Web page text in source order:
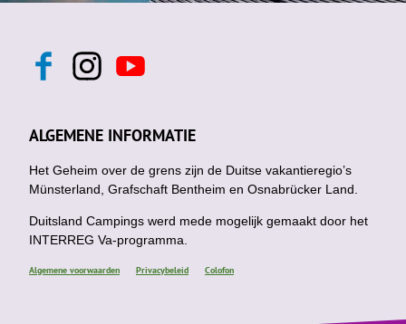
F
b
o
k
I
n
a
g
a
m
Y
o
u
b
ALGEMENE INFORMATIE
Het Geheim over de grens zijn de Duitse vakantieregio’s
Münsterland, Grafschaft Bentheim en Osnabrücker Land.
Duitsland Campings werd mede mogelijk gemaakt door het
INTERREG Va-programma.
Algemene voorwaarden Privacybeleid Colofon